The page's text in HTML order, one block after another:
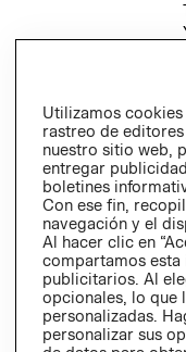
Colombia ($)
Utilizamos
rastreo de
nuestro sitio web,
entregar
boletines
Con ese fin,
navegación y el
Al hacer clic en
compartamos
publicitarios. Al
opcionales, lo que
personalizadas.
personalizar sus